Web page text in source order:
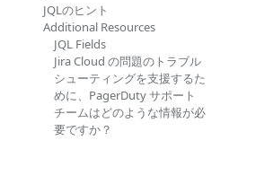
JQLのヒント
Additional Resources
JQL Fields
Jira Cloud の問題のトラブル
シューティングを支援するた
めに、PagerDuty サポート
チームはどのような情報が必
要ですか？